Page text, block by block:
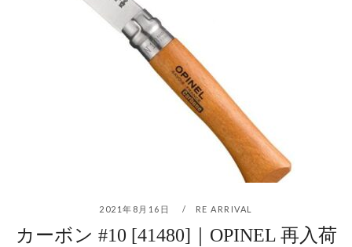
2021年8月16日 RE ARRIVAL
カーボン #10 [41480]｜OPINEL 再入荷